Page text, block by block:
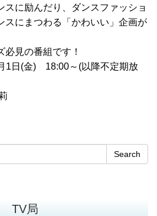
スに励んだり、ダンスファッショ
スにまつわる「かわいい」企画が
見の番組です！
日(金) 18:00～(以降不定期放
Search
TV局